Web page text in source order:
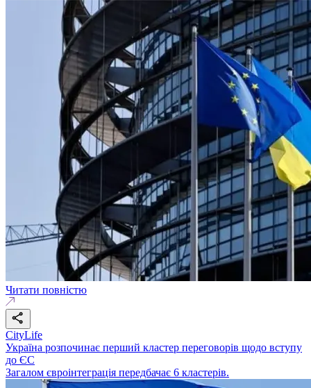
Читати повністю
CityLife
Україна розпочинає перший кластер переговорів щодо вступу
до ЄС
Загалом євроінтеграція передбачає 6 кластерів.